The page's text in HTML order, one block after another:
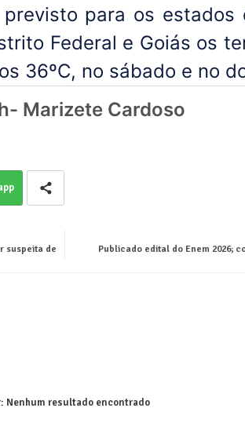
para os estados
Federal e Goiás os
36ºC, no sábado e no
Marizete Cardoso
Publicado edital do Enem 2026;
suspeita de
Nenhum resultado encontrado